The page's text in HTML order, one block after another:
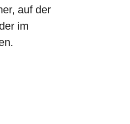
auf der
im